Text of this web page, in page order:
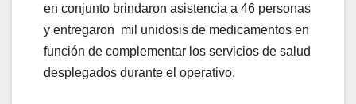
en conjunto brindaron asistencia a 46 personas
y entregaron mil unidosis de medicamentos en
función de complementar los servicios de salud
desplegados durante el operativo.